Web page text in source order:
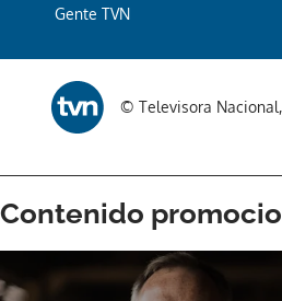
Gente TVN
© Televisora